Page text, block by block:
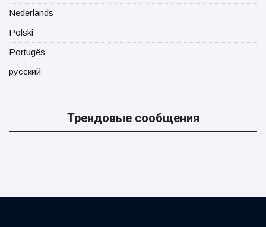
Nederlands
Polski
Portugês
русский
Трендовые сообщения